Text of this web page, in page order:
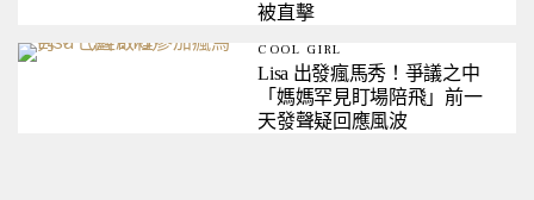
被直擊
COOL GIRL
Lisa 出發瘋馬秀！爭議之中
「媽媽罕見盯場陪飛」前一
天發聲疑回應風波